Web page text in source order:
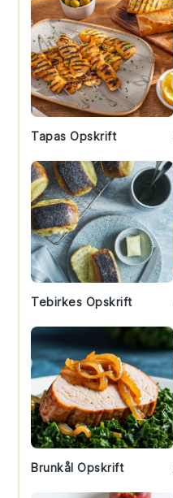
Tapas Opskrift
Tebirkes Opskrift
Brunkål Opskrift